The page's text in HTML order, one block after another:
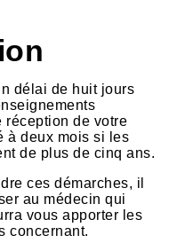
délai de huit jours
réception de votre
à deux mois si les
de plus de cinq ans.
ces démarches, il
au médecin qui
vous apporter les
concernant.